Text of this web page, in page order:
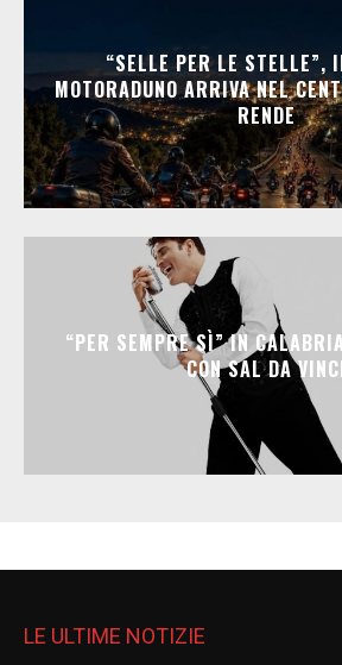
“SELLE PER LE STELLE”,
MOTORADUNO ARRIVA NEL
RENDE
“PER SEMPRE SÌ” IN
CON SAL DA
LE ULTIME NOTIZIE